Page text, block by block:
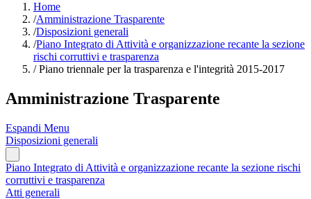
Home
/Amministrazione Trasparente
/Disposizioni generali
/Piano Integrato di Attività e organizzazione recante la sezione
rischi corruttivi e trasparenza
/Piano triennale per la trasparenza e l'integrità 2015-2017
Amministrazione Trasparente
Espandi Menu
Disposizioni generali
Piano Integrato di Attività e organizzazione recante la sezione rischi
corruttivi e trasparenza
Atti generali